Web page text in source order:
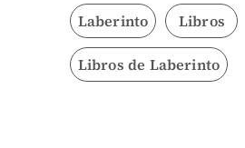
Laberinto Libros
Libros de Laberinto